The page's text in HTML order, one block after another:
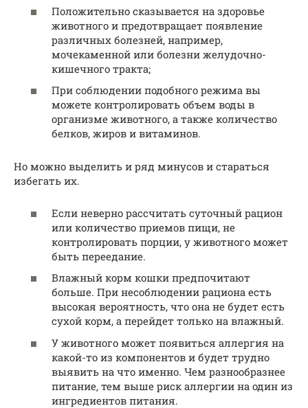
Положительно сказывается на здоровье
животного и предотвращает появление
различных болезней, например,
мочекаменной или болезни желудочно-
кишечного тракта;
При соблюдении подобного режима вы
можете контролировать объем воды в
организме животного, а также количество
белков, жиров и витаминов.
Но можно выделить и ряд минусов и стараться
избегать их.
Если неверно рассчитать суточный рацион
или количество приемов пищи, не
контролировать порции, у животного может
быть переедание.
Влажный корм кошки предпочитают
больше. При несоблюдении рациона есть
высокая вероятность, что она не будет есть
сухой корм, а перейдет только на влажный.
У животного может появиться аллергия на
какой-то из компонентов и будет трудно
выявить на что именно. Чем разнообразнее
питание, тем выше риск аллергии на один из
ингредиентов питания.